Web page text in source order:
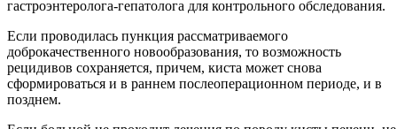
гастроэнтеролога-гепатолога для контрольного обследования.
Если проводилась пункция рассматриваемого
доброкачественного новообразования, то возможность
рецидивов сохраняется, причем, киста может снова
сформироваться и в раннем послеоперационном периоде, и в
позднем.